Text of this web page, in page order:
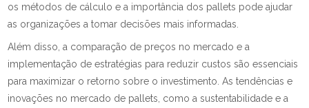
os métodos de cálculo e a importância dos pallets pode ajudar
as organizações a tomar decisões mais informadas.
Além disso, a comparação de preços no mercado e a
implementação de estratégias para reduzir custos são essenciais
para maximizar o retorno sobre o investimento. As tendências e
inovações no mercado de pallets, como a sustentabilidade e a